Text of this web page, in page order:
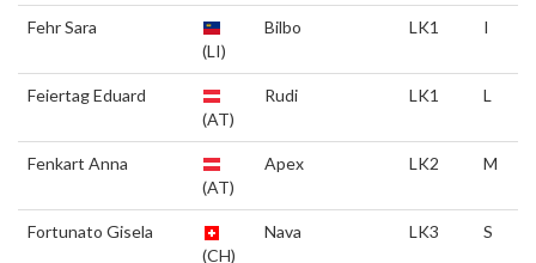
Fehr Sara
(LI)
Bilbo LK1 I
Feiertag Eduard
(AT)
Rudi LK1 L
Fenkart Anna
(AT)
Apex LK2 M
Fortunato Gisela
(CH)
Nava LK3 S